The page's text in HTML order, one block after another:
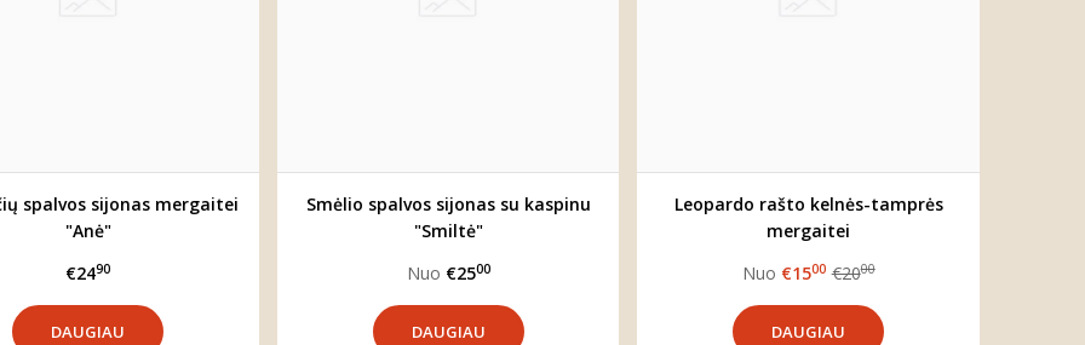
spalvos sijonas mergaitei
"Anė"
€2490
DAUGIAU
Smėlio spalvos sijonas su kaspinu
"Smiltė"
Nuo €2500
DAUGIAU
Leopardo rašto kelnės-tamprės
mergaitei
Nuo €1500 €2000
DAUGIAU